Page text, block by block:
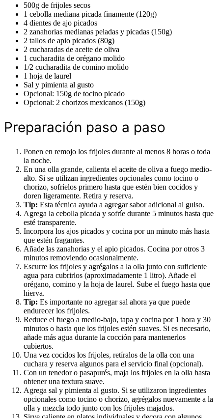
500g de frijoles secos
1 cebolla mediana picada finamente (120g)
4 dientes de ajo picados
2 zanahorias medianas peladas y picadas (150g)
2 tallos de apio picados (80g)
2 cucharadas de aceite de oliva
1 cucharadita de orégano molido
1/2 cucharadita de comino molido
1 hoja de laurel
Sal y pimienta al gusto
Opcional: 150g de tocino picado
Opcional: 2 chorizos mexicanos (150g)
Preparación paso a paso
Ponen en remojo los frijoles durante al menos 8 horas o toda
la noche.
En una olla grande, calienta el aceite de oliva a fuego medio-
alto. Si se utilizan ingredientes opcionales como tocino o
chorizo, sofríelos primero hasta que estén bien cocidos y
doren ligeramente. Retira y reserva.
Tip: Esta técnica ayuda a agregar sabor adicional al guiso.
Agrega la cebolla picada y sofríe durante 5 minutos hasta que
esté transparente.
Incorpora los ajos picados y cocina por un minuto más hasta
que estén fragantes.
Añade las zanahorias y el apio picados. Cocina por otros 3
minutos removiendo ocasionalmente.
Escurre los frijoles y agrégalos a la olla junto con suficiente
agua para cubrirlos (aproximadamente 1 litro). Añade el
orégano, comino y la hoja de laurel. Sube el fuego hasta que
hierva.
Tip: Es importante no agregar sal ahora ya que puede
endurecer los frijoles.
Reduce el fuego a medio-bajo, tapa y cocina por 1 hora y 30
minutos o hasta que los frijoles estén suaves. Si es necesario,
añade más agua durante la cocción para mantenerlos
cubiertos.
Una vez cocidos los frijoles, retíralos de la olla con una
cuchara y reserva algunos para el servicio final (opcional).
Con un tenedor o pasapurés, maja los frijoles en la olla hasta
obtener una textura suave.
Agrega sal y pimienta al gusto. Si se utilizaron ingredientes
opcionales como tocino o chorizo, agrégalos nuevamente a la
olla y mezcla todo junto con los frijoles majados.